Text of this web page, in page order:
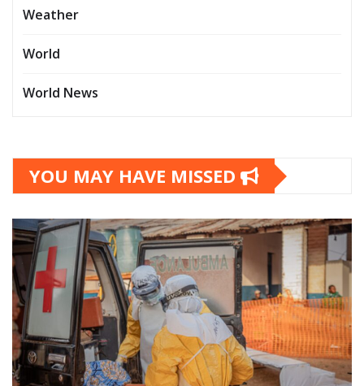
Weather
World
World News
YOU MAY HAVE MISSED